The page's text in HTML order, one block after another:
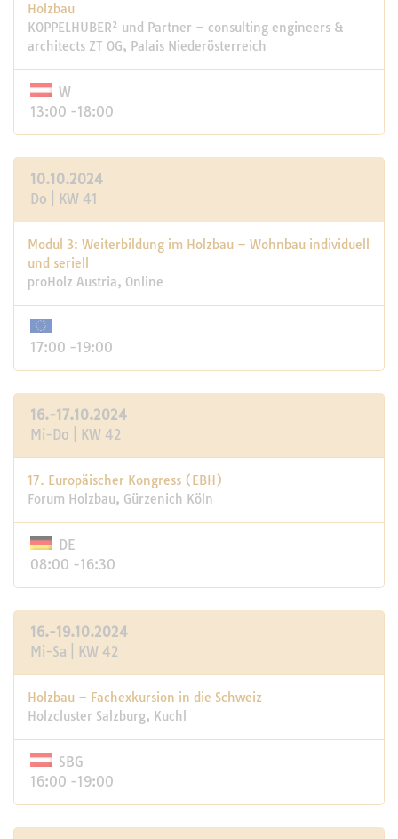
Holzbau
KOPPELHUBER² und Partner – consulting engineers &
architects ZT OG, Palais Niederösterreich
W
13:00 -18:00
10.10.2024
Do | KW 41
Modul 3: Weiterbildung im Holzbau – Wohnbau individuell
und seriell
proHolz Austria, Online
17:00 -19:00
16.-17.10.2024
Mi-Do | KW 42
17. Europäischer Kongress (EBH)
Forum Holzbau, Gürzenich Köln
DE
08:00 -16:30
16.-19.10.2024
Mi-Sa | KW 42
Holzbau – Fachexkursion in die Schweiz
Holzcluster Salzburg, Kuchl
SBG
16:00 -19:00